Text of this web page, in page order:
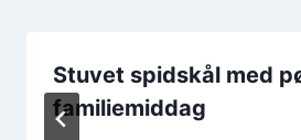
Stuvet spidskål med
familiemiddag